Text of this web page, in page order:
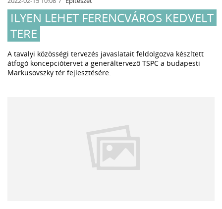
ILYEN LEHET FERENCVÁROS KEDVELT
TERE
A tavalyi közösségi tervezés javaslatait feldolgozva készített
átfogó koncepciótervet a generáltervező TSPC a budapesti
Markusovszky tér fejlesztésére.